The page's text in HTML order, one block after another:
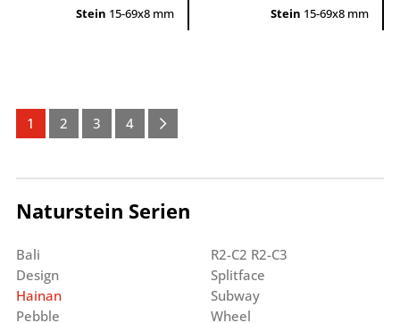
Stein 15-69x8 mm
Stein 15-69x8 mm
1 2 3 4
Naturstein Serien
Bali
Design
Hainan
Pebble
R2-C2 R2-C3
Splitface
Subway
Wheel